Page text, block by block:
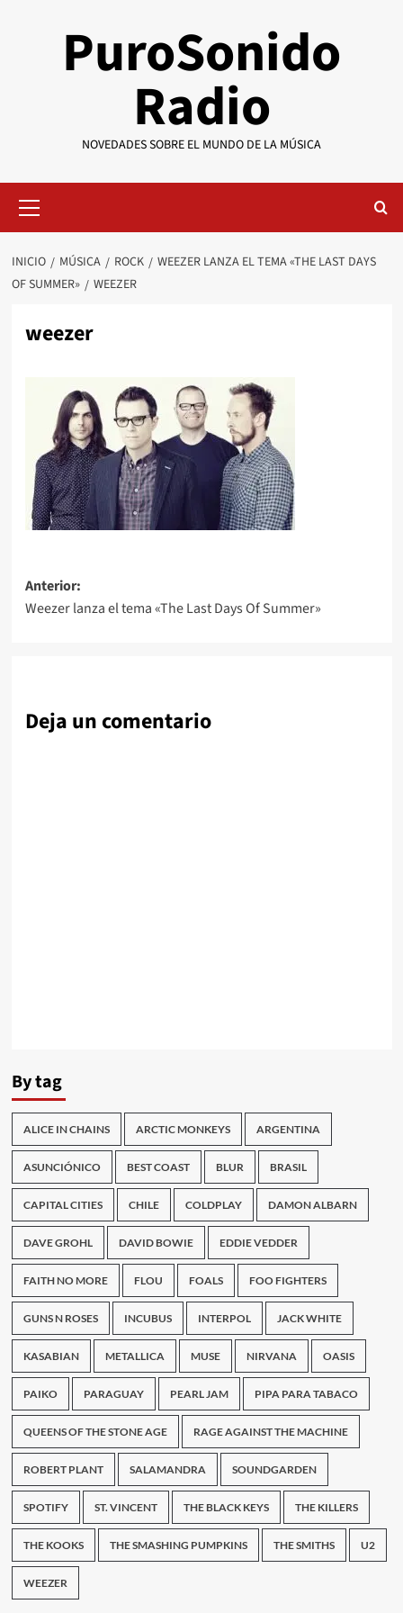
PuroSonido
Radio
NOVEDADES SOBRE EL MUNDO DE LA MÚSICA
primario
INICIO MÚSICA ROCK
WEEZER LANZA EL TEMA «THE LAST DAYS
OF SUMMER»
WEEZER
weezer
Navegación
de
Anterior:
Weezer lanza el tema «The Last Days Of Summer»
Deja un comentario
By tag
ALICE IN CHAINS ARCTIC MONKEYS ARGENTINA
ASUNCIÓNICO BEST COAST BLUR BRASIL
CAPITAL CITIES CHILE COLDPLAY DAMON ALBARN
DAVE GROHL DAVID BOWIE EDDIE VEDDER
FAITH NO MORE FLOU FOALS FOO FIGHTERS
GUNS N ROSES INCUBUS INTERPOL JACK WHITE
KASABIAN METALLICA MUSE NIRVANA OASIS
PAIKO PARAGUAY PEARL JAM PIPA PARA TABACO
QUEENS OF THE STONE AGE RAGE AGAINST THE MACHINE
ROBERT PLANT SALAMANDRA SOUNDGARDEN
SPOTIFY ST. VINCENT THE BLACK KEYS THE KILLERS
THE KOOKS THE SMASHING PUMPKINS THE SMITHS U2
WEEZER